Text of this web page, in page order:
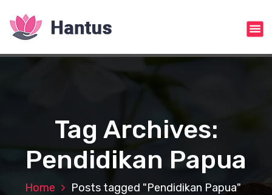
t
Tag Archives:
Pendidikan Papua
Home Posts tagged "Pendidikan Papua"